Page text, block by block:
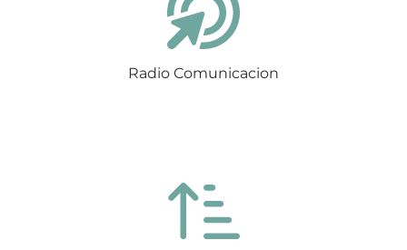
Radio Comunicacion